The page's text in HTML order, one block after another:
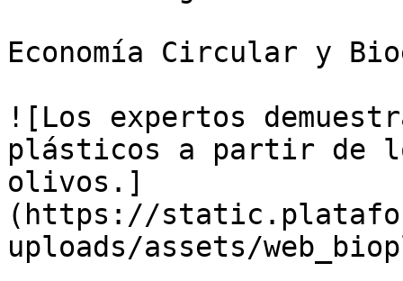
Economía Circular y
![Los expertos
plásticos a partir de
olivos.]
(https://
uploads/assets/